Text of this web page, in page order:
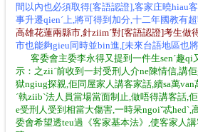
間以內也必須取得[客語認證],客家庄曉hiau
事升遷qienˊ上,將可得到加分,十二年國教有
高雄花蓮兩縣市,針ziimˊ對[客語認證]考生做
市也能夠gieu同時並bin進,[未來台語地區也
客委會主委李永得又提到一件生senˊ趣qi
示：之ziiˊ前收到一封受刑人介ne陳情信,講
獄ngiug探親,佢同屋家人講客家話,續sa萬van
ˊ執ziibˋ法人員當場當面制止,做唔得講客話,
e受刑人受到相當大傷害,一時呆ngoiˇ忒hedˋ,
委會希望透teu過《客家基本法》,使客家人